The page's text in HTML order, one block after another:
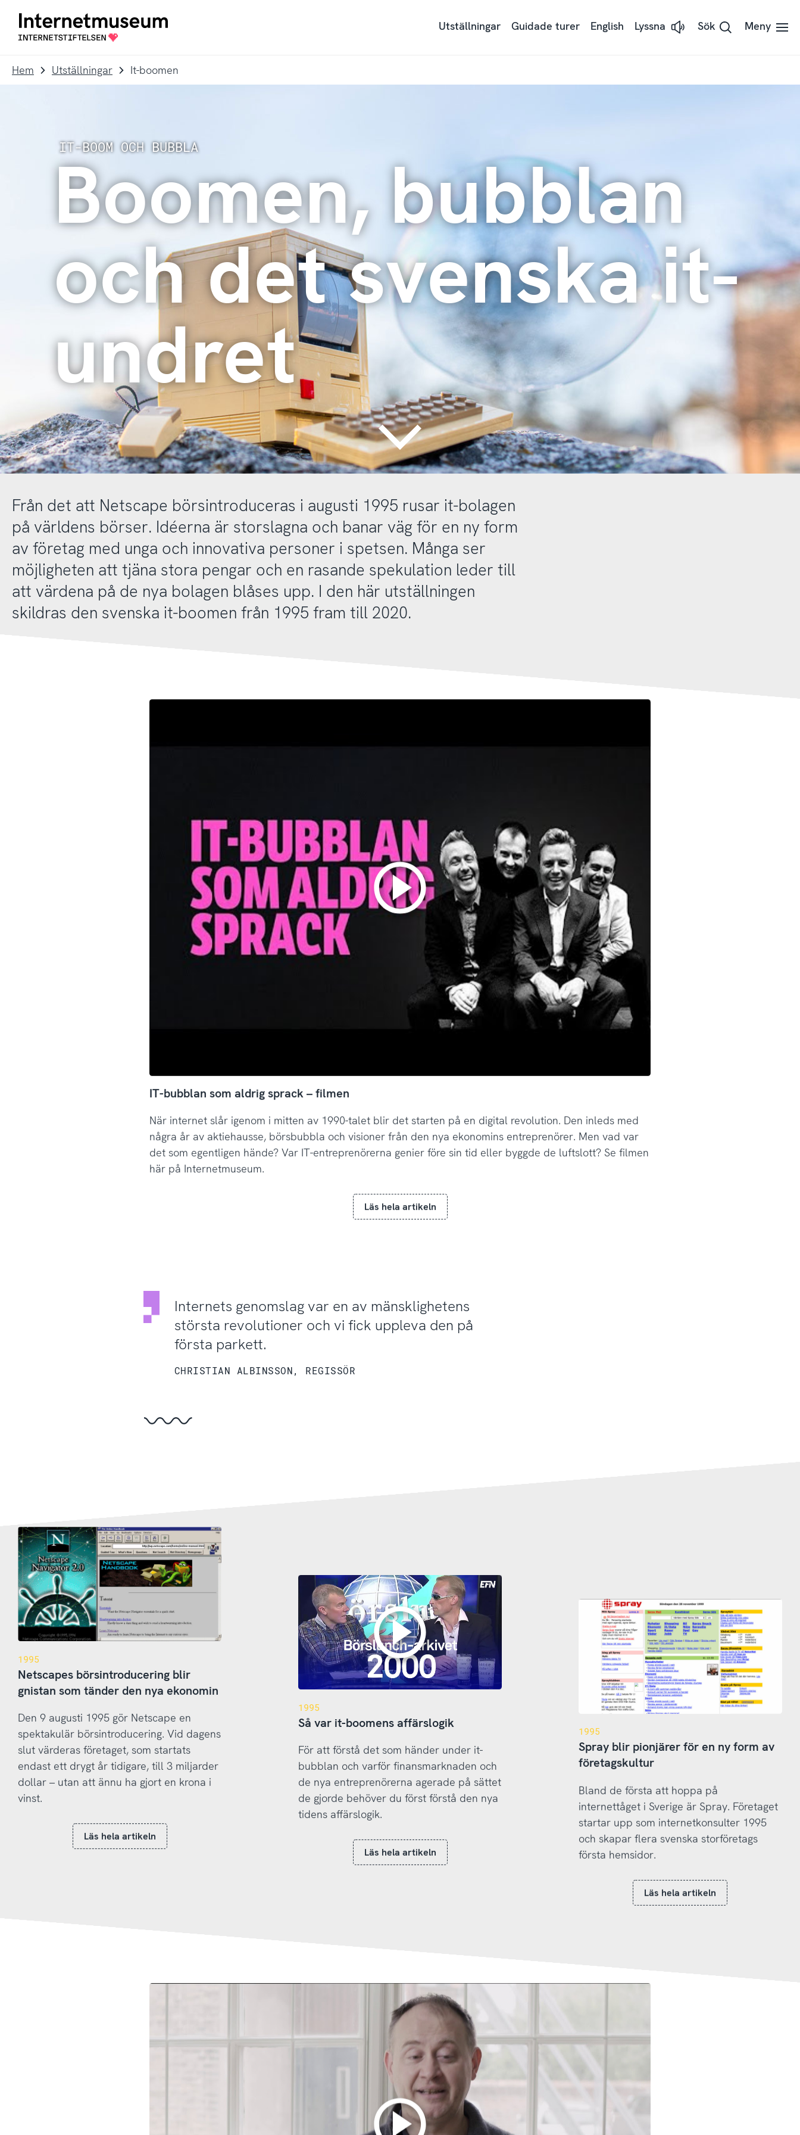
navigation
innehållet
Till
Utställningar Guidade turer English Lyssna
Lyssna
ReadSpeaker
Sök Meny
Hem Utställningar It-boomen
Boomen, bubblan
och det svenska it-
undret
Continue
Från det att Netscape börsintroduceras i augusti 1995 rusar it-bolagen
på världens börser. Idéerna är storslagna och banar väg för en ny form
av företag med unga och innovativa personer i spetsen. Många ser
möjligheten att tjäna stora pengar och en rasande spekulation leder till
att värdena på de nya bolagen blåses upp. I den här utställningen
skildras den svenska it-boomen från 1995 fram till 2020.
IT-bubblan som aldrig sprack – filmen
När internet slår igenom i mitten av 1990-talet blir det starten på en digital revolution. Den inleds med
några år av aktiehausse, börsbubbla och visioner från den nya ekonomins entreprenörer. Men vad var
det som egentligen hände? Var IT-entreprenörerna genier före sin tid eller byggde de luftslott? Se filmen
här på Internetmuseum.
Läs hela artikeln
Internets genomslag var en av mänsklighetens
största revolutioner och vi fick uppleva den på
första parkett.
CHRISTIAN ALBINSSON, REGISSÖR
1995
Netscapes börsintroducering blir
gnistan som tänder den nya ekonomin
Den 9 augusti 1995 gör Netscape en
spektakulär börsintroducering. Vid dagens
slut värderas företaget, som startats
endast ett drygt år tidigare, till 3 miljarder
dollar – utan att ännu ha gjort en krona i
vinst.
Läs hela artikeln
1995
Så var it-boomens affärslogik
För att förstå det som händer under it-
bubblan och varför finansmarknaden och
de nya entreprenörerna agerade på sättet
de gjorde behöver du först förstå den nya
tidens affärslogik.
Läs hela artikeln
1995
Spray blir pionjärer för en ny form av
företagskultur
Bland de första att hoppa på
internettåget i Sverige är Spray. Företaget
startar upp som internetkonsulter 1995
och skapar flera svenska storföretags
första hemsidor.
Läs hela artikeln